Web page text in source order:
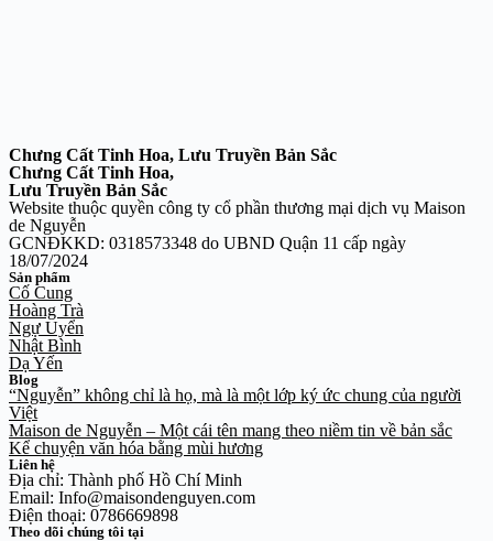
Chưng Cất Tinh Hoa, Lưu Truyền Bản Sắc
Chưng Cất Tinh Hoa,
Lưu Truyền Bản Sắc
Website thuộc quyền công ty cổ phần thương mại dịch vụ Maison
de Nguyễn
GCNĐKKD: 0318573348 do UBND Quận 11 cấp ngày
18/07/2024
Sản phẩm
Cố Cung
Hoàng Trà
Ngự Uyển
Nhật Bình
Dạ Yến
Blog
“Nguyễn” không chỉ là họ, mà là một lớp ký ức chung của người
Việt
Maison de Nguyễn – Một cái tên mang theo niềm tin về bản sắc
Kể chuyện văn hóa bằng mùi hương
Liên hệ
Địa chỉ: Thành phố Hồ Chí Minh
Email: Info@maisondenguyen.com
Điện thoại: 0786669898
Theo dõi chúng tôi tại